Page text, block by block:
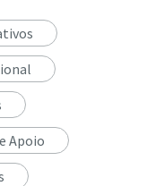
Apoio